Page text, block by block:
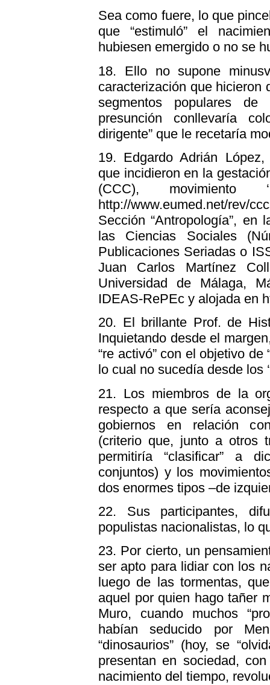
Sea como fuere, lo que
que “estimuló” el
hubiesen emergido o no se
18. Ello no supone
caracterización que hicieron
segmentos populares de
presunción conllevaría
dirigente” que le recetaría
19. Edgardo Adrián López,
que incidieron en la
(CCC), movimiento
http://www.eumed.net/
Sección “Antropología”, en
las Ciencias Sociales
Publicaciones Seriadas o
Juan Carlos Martínez
Universidad de Málaga,
IDEAS-RePEc y alojada en
20. El brillante Prof. de
Inquietando desde el
“re activó” con el objetivo
lo cual no sucedía desde los
21. Los miembros de la
respecto a que sería
gobiernos en relación
(criterio que, junto a otros
permitiría “clasificar” a
conjuntos) y los
dos enormes tipos –de
22. Sus participantes,
populistas nacionalistas, lo
23. Por cierto, un
ser apto para lidiar con los
luego de las tormentas,
aquel por quien hago tañer
Muro, cuando muchos
habían seducido por
“dinosaurios” (hoy, se
presentan en sociedad,
nacimiento del tiempo,